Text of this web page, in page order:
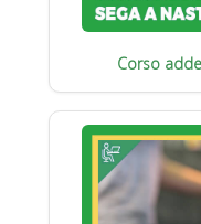
Corso